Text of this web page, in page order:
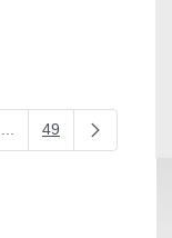
a TAB billentyűvel.
Köztes oldalak
Oldal
49